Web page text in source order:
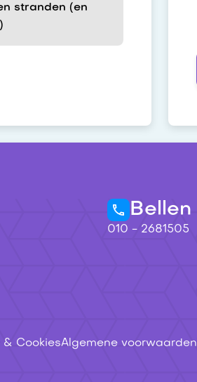
stranden (en
Bellen
010 - 2681505
& CookiesAlgemene voorwaarden